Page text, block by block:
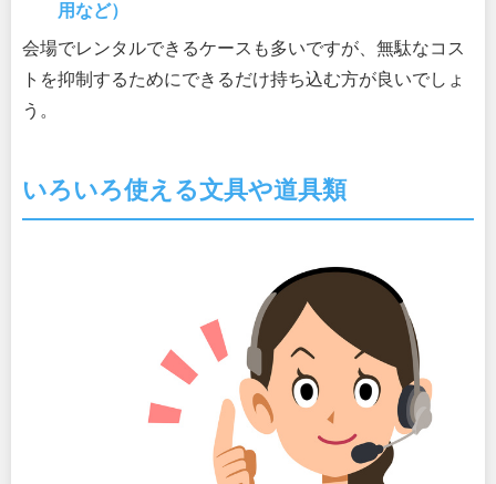
用など）
会場でレンタルできるケースも多いですが、無駄なコス
トを抑制するためにできるだけ持ち込む方が良いでしょ
う。
いろいろ使える文具や道具類